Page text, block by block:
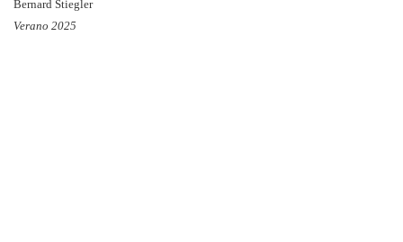
Bernard Stiegler
Verano 2025